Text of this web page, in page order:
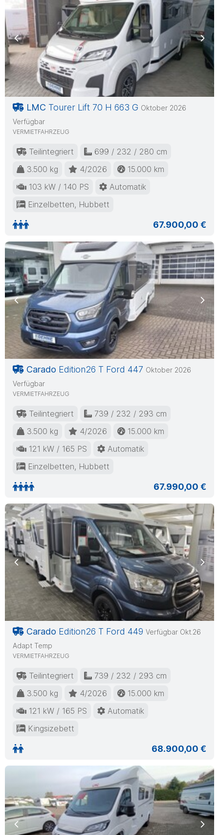
Previous Next
LMC Tourer Lift 70 H 663 G Oktober 2026
Verfügbar
VERMIETFAHRZEUG
Teilintegriert
699 / 232 / 280 cm
3.500 kg
4/2026
15.000 km
103 kW / 140 PS
Automatik
Einzelbetten, Hubbett
67.900,00 €
Previous Next
Carado Edition26 T Ford 447 Oktober 2026
Verfügbar
VERMIETFAHRZEUG
Teilintegriert
739 / 232 / 293 cm
3.500 kg
4/2026
15.000 km
121 kW / 165 PS
Automatik
Einzelbetten, Hubbett
67.990,00 €
Previous Next
Carado Edition26 T Ford 449 Verfügbar Okt.26
Adapt Temp
VERMIETFAHRZEUG
Teilintegriert
739 / 232 / 293 cm
3.500 kg
4/2026
15.000 km
121 kW / 165 PS
Automatik
Kingsizebett
68.900,00 €
Previous Next